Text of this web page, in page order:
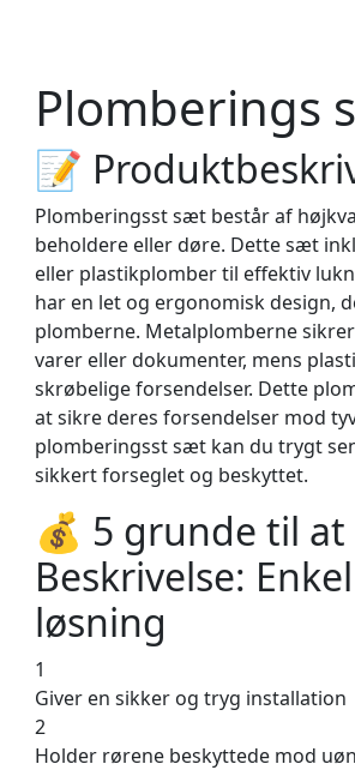
Plomberings
📝
Plomberingsst sæt består af
beholdere eller døre. Dette sæt
eller plastikplomber til effektiv
har en let og ergonomisk design,
plomberne. Metalplomberne
varer eller dokumenter, mens
skrøbelige forsendelser. Dette
at sikre deres forsendelser mod
plomberingsst sæt kan du trygt
sikkert forseglet og beskyttet.
💰 5 grunde til
Beskrivelse:
løsning
1
Giver en sikker og tryg installation
2
Holder rørene beskyttede mod